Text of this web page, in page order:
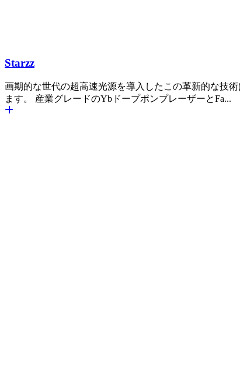
Starzz
画期的な世代の超高速光源を導入したこの革新的な技
ます。 産業グレードのYbドープポンプレーザーとFa...